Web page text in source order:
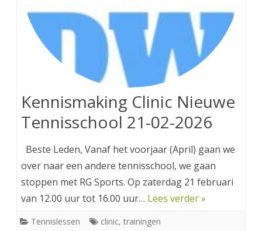
Kennismaking Clinic Nieuwe
Tennisschool 21-02-2026
Beste Leden, Vanaf het voorjaar (April) gaan we
over naar een andere tennisschool, we gaan
stoppen met RG Sports. Op zaterdag 21 februari
van 12.00 uur tot 16.00 uur… Lees verder »
Tennislessen clinic, trainingen